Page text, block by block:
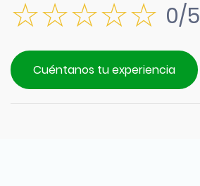
0/5
Cuéntanos tu experiencia